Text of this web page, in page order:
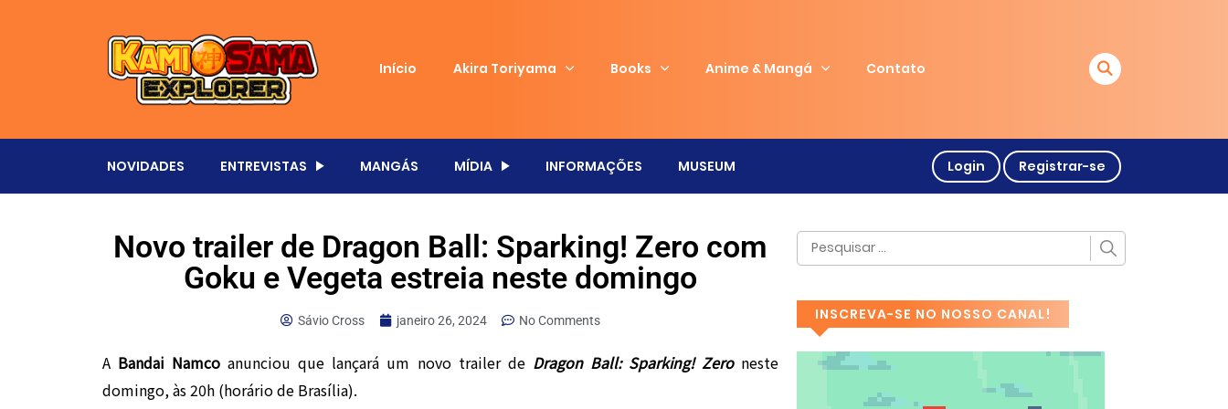
Início Akira Toriyama Books Anime & Mangá Contato
NOVIDADES ENTREVISTAS MANGÁS MÍDIA INFORMAÇÕES MUSEUM Login Registrar-se
Novo trailer de Dragon Ball: Sparking! Zero com
Goku e Vegeta estreia neste domingo
Sávio Cross janeiro 26, 2024 No Comments
A Bandai Namco anunciou que lançará um novo trailer de Dragon Ball: Sparking! Zeroneste
domingo, às 20h (horário de Brasília).
INSCREVA-SE NO NOSSO CANAL!